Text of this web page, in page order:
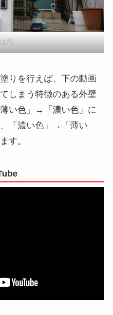
工後
りを行えば、下の動画
しまう特徴のある外壁
い色」→「濃い色」に
「濃い色」→「薄い
す。